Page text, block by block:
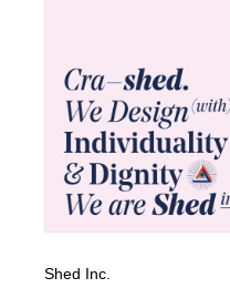
Shed Inc.